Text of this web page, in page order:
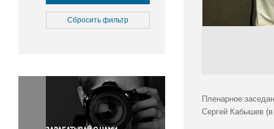
Культура
Медицина
Окружающая среда
Политика
Правосудие
Происшествия и конфликты
Сбросить фильтр
Пленарное
Сергей Кабышев (в